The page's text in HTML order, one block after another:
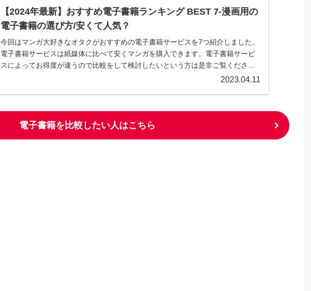
【2024年最新】おすすめ電子書籍ランキング BEST 7-漫画用の
電子書籍の選び方/安くて人気？
今回はマンガ大好きなオタクがおすすめの電子書籍サービスを7つ紹介しました。
電子書籍サービスは紙媒体に比べて安くマンガを購入できます。電子書籍サービ
スによってお得度が違うので比較をして検討したいという方は是非ご覧くださ
い。わかりやすく解説しているのでおすすめの電子書籍を知りたい方は是非こち
2023.04.11
電子書籍を比較したい人はこちら